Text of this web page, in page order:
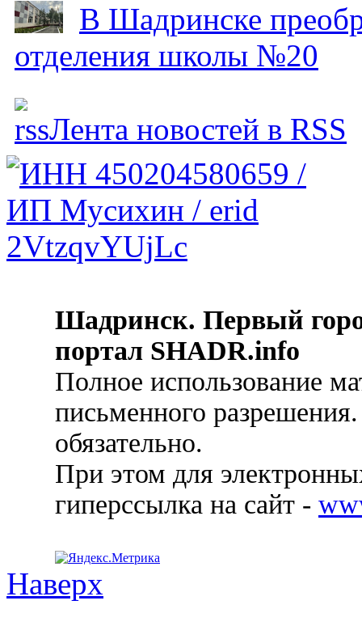
В Шадринске
отделения школы №20
Лента новостей в RSS
Шадринск. Первый
портал SHADR.info
Полное использование
письменного
обязательно.
При этом для
гиперссылка на сайт -
Наверх